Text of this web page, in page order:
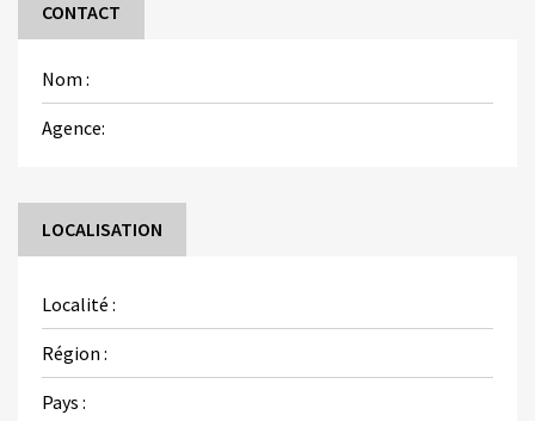
CONTACT
Nom :
Agence:
LOCALISATION
Localité :
Région :
Pays :